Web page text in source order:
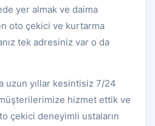
yer almak ve daima
oto çekici ve kurtarma
tek adresiniz var o da
uzun yıllar kesintisiz 7/24
hizmet ettik ve
çekici deneyimli ustaların